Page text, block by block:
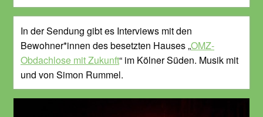
In der Sendung gibt es Interviews mit den
Bewohner*innen des besetzten Hauses „OMZ-
Obdachlose mit Zukunft“ im Kölner Süden. Musik mit
und von Simon Rummel.